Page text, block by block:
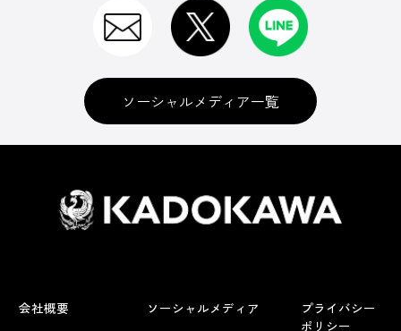
ソーシャルメディア一覧
会社概要
ソーシャルメディア
プライバシー
ポリシー